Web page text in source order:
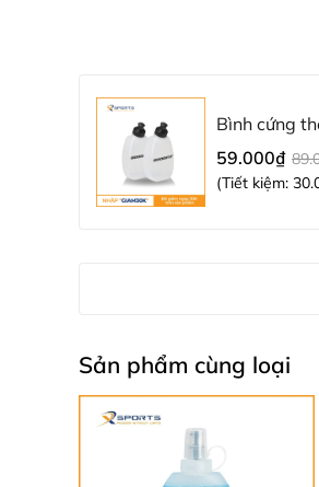
Bình cứng
59.000₫
(Tiết kiệm:
Sản phẩm cùng loại